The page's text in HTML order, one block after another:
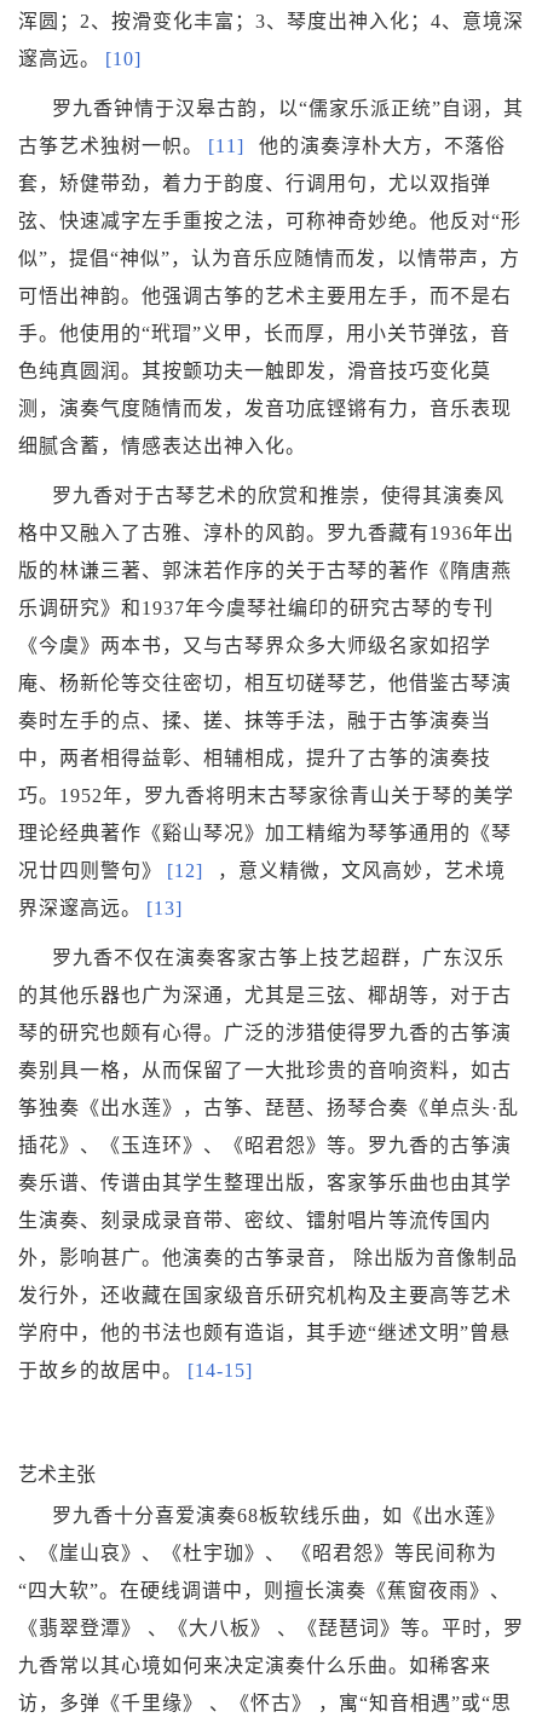
浑圆；2、按滑变化丰富；3、琴度出神入化；4、意境深
邃高远。
[10]
罗九香钟情于汉皋古韵，以“儒家乐派正统”自诩，其
古筝艺术独树一帜。
[11]
他的演奏淳朴大方，不落俗
套，矫健带劲，着力于韵度、行调用句，尤以双指弹
弦、快速减字左手重按之法，可称神奇妙绝。他反对“形
似”，提倡“神似”，认为音乐应随情而发，以情带声，方
可悟出神韵。他强调古筝的艺术主要用左手，而不是右
手。他使用的“玳瑁”义甲，长而厚，用小关节弹弦，音
色纯真圆润。其按颤功夫一触即发，滑音技巧变化莫
测，演奏气度随情而发，发音功底铿锵有力，音乐表现
细腻含蓄，情感表达出神入化。
罗九香对于古琴艺术的欣赏和推崇，使得其演奏风
格中又融入了古雅、淳朴的风韵。罗九香藏有1936年出
版的林谦三著、 郭沫若作序的关于古琴的著作《隋唐燕
乐调研究》和1937年今虞琴社编印的研究古琴的专刊
《今虞》两本书，又与古琴界众多大师级名家如招学
庵、 杨新伦等交往密切，相互切磋琴艺，他借鉴古琴演
奏时左手的点、揉、搓、抹等手法，融于古筝演奏当
中，两者相得益彰、相辅相成，提升了古筝的演奏技
巧。1952年，罗九香将明末古琴家徐青山关于琴的美学
理论经典著作《谿山琴况》加工精缩为琴筝通用的《琴
况廿四则警句》
[12]
，意义精微，文风高妙，艺术境
界深邃高远。
[13]
罗九香不仅在演奏客家古筝上技艺超群， 广东汉乐
的其他乐器也广为深通，尤其是 三弦、 椰胡等，对于古
琴的研究也颇有心得。广泛的涉猎使得罗九香的古筝演
奏别具一格，从而保留了一大批珍贵的音响资料，如古
筝独奏《出水莲》，古筝、琵琶、扬琴合奏《单点头·乱
插花》、《 玉连环》、《 昭君怨》等。罗九香的古筝演
奏乐谱、传谱由其学生整理出版，客家筝乐曲也由其学
生演奏、刻录成录音带、密纹、镭射唱片等流传国内
外，影响甚广。他演奏的古筝录音， 除出版为音像制品
发行外，还收藏在国家级音乐研究机构及主要高等艺术
学府中，他的书法也颇有造诣，其手迹“继述文明”曾悬
于故乡的故居中。
[14-15]
艺术主张
罗九香十分喜爱演奏68板软线乐曲，如《出水莲》
、《崖山哀》、《杜宇珈》、 《 昭君怨》等民间称为
“四大软”。在硬线调谱中，则擅长演奏《蕉窗夜雨》、
《翡翠登潭》 、《大八板》 、《琵琶词》等。平时，罗
九香常以其心境如何来决定演奏什么乐曲。如稀客来
访，多弹《千里缘》 、《怀古》 ，寓“知音相遇”或“思